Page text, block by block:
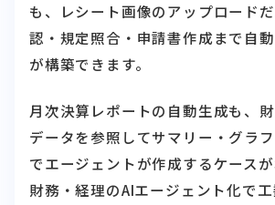
も、レシート画像のアップロード
認・規定照合・申請書作成まで自
が構築できます。
月次決算レポートの自動生成も、
データを参照してサマリー・グラ
でエージェントが作成するケースが
財務・経理のAIエージェント化で